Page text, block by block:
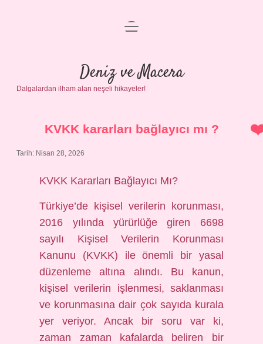
Anasayfa
Gizlilik Politikası
Yasal Uyarı
menüyü
Deniz ve Macera
Dalgalardan ilham alan neşeli hikayeler!
KVKK kararları bağlayıcı mı ?
Tarih: Nisan 28, 2026
KVKK Kararları Bağlayıcı Mı?
Türkiye’de kişisel verilerin korunması,
2016 yılında yürürlüğe giren 6698
sayılı Kişisel Verilerin Korunması
Kanunu (KVKK) ile önemli bir yasal
düzenleme altına alındı. Bu kanun,
kişisel verilerin işlenmesi, saklanması
ve korunmasına dair çok sayıda kurala
yer veriyor. Ancak bir soru var ki,
zaman zaman kafalarda beliren bir